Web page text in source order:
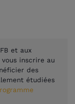
et aux
vous inscrire au
des
étudiées